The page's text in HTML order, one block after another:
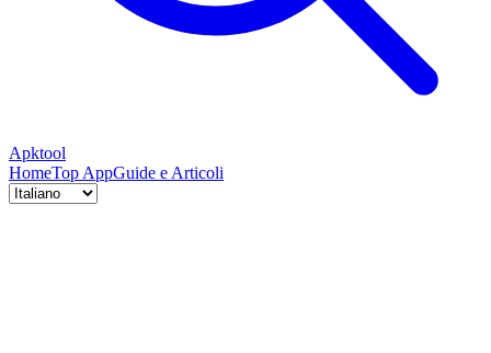
Apktool
HomeTop AppGuide e Articoli